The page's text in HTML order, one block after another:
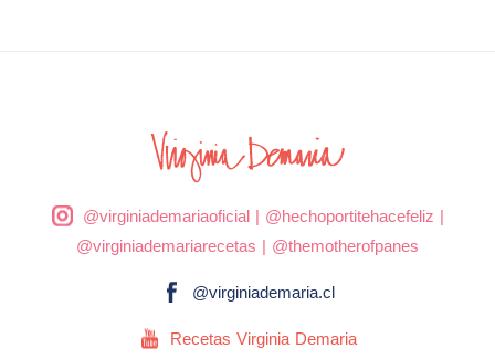
@virginiademariaoficial| @hechoportitehacefeliz |
@virginiademariarecetas | @themotherofpanes
@virginiademaria.cl
Recetas Virginia Demaria